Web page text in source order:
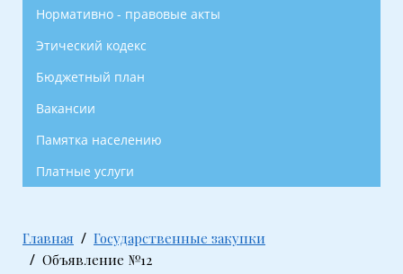
Нормативно - правовые акты
Этический кодекс
Бюджетный план
Вакансии
Памятка населению
Платные услуги
Главная
Государственные закупки
Объявление №12